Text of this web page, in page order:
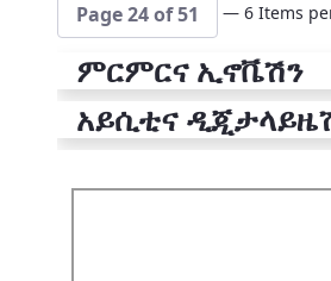
Page 24 of 51 — 6 Items
ምርምርና ኢኖቬሽን
አይሲቲና